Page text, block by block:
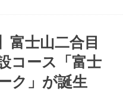
富士山二合目
コース「富士
ク」が誕生